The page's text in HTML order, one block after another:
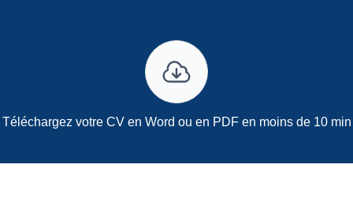
Téléchargez votre CV en Word ou en PDF en moins de 10 min